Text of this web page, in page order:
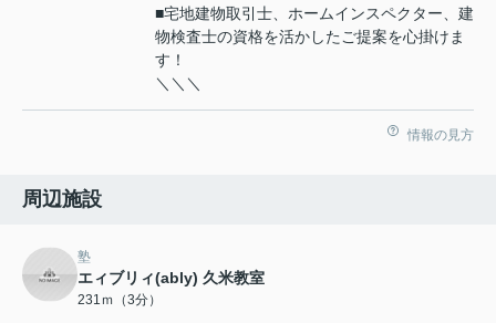
■宅地建物取引士、ホームインスペクター、建
物検査士の資格を活かしたご提案を心掛けま
す！
＼＼＼
情報の見方
周辺施設
塾
エィブリィ(ably) 久米教室
231ｍ（3分）